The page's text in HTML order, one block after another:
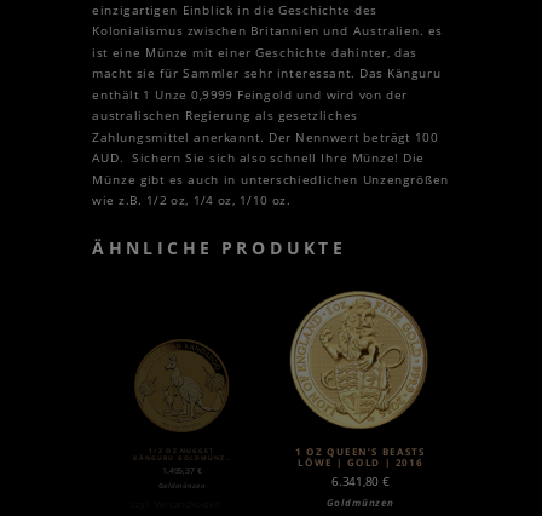
einzigartigen Einblick in die Geschichte des
Kolonialismus zwischen Britannien und Australien. es
ist eine Münze mit einer Geschichte dahinter, das
macht sie für Sammler sehr interessant. Das Känguru
enthält 1 Unze 0,9999 Feingold und wird von der
australischen Regierung als gesetzliches
Zahlungsmittel anerkannt. Der Nennwert beträgt 100
AUD. Sichern Sie sich also schnell Ihre Münze! Die
Münze gibt es auch in unterschiedlichen Unzengrößen
wie z.B. 1/2 oz, 1/4 oz, 1/10 oz.
ÄHNLICHE PRODUKTE
1/2 OZ NUGGET
KÄNGURU GOLDMÜNZE
1.495,37 €
Goldmünzen
1 OZ QUEEN’S BEASTS
LÖWE | GOLD | 2016
6.341,80 €
Goldmünzen